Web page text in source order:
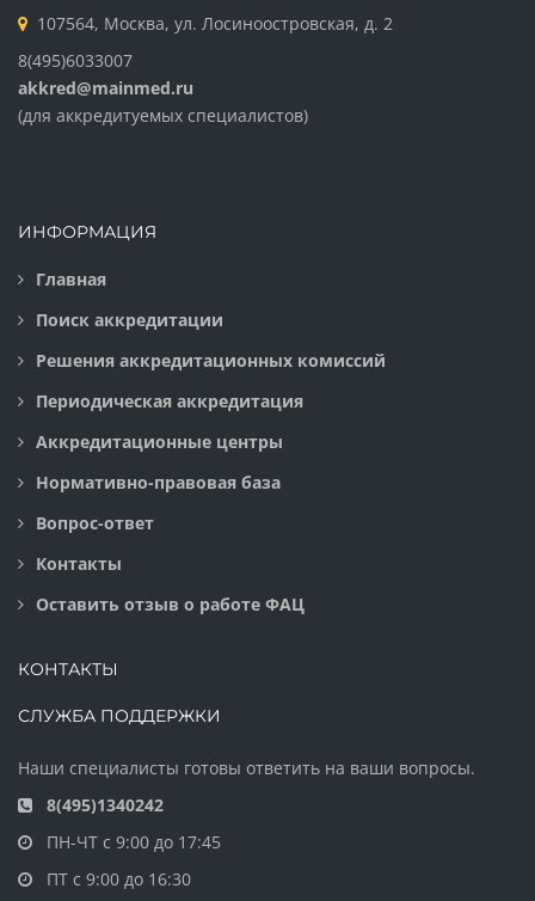
107564, Москва, ул. Лосиноостровская, д. 2
8(495)6033007
akkred@mainmed.ru
(для аккредитуемых специалистов)
ИНФОРМАЦИЯ
Главная
Поиск аккредитации
Решения аккредитационных комиссий
Периодическая аккредитация
Аккредитационные центры
Нормативно-правовая база
Вопрос-ответ
Контакты
Оставить отзыв о работе ФАЦ
КОНТАКТЫ
СЛУЖБА ПОДДЕРЖКИ
Наши специалисты готовы ответить на ваши вопросы.
8(495)1340242
ПН-ЧТ с 9:00 до 17:45
ПТ с 9:00 до 16:30